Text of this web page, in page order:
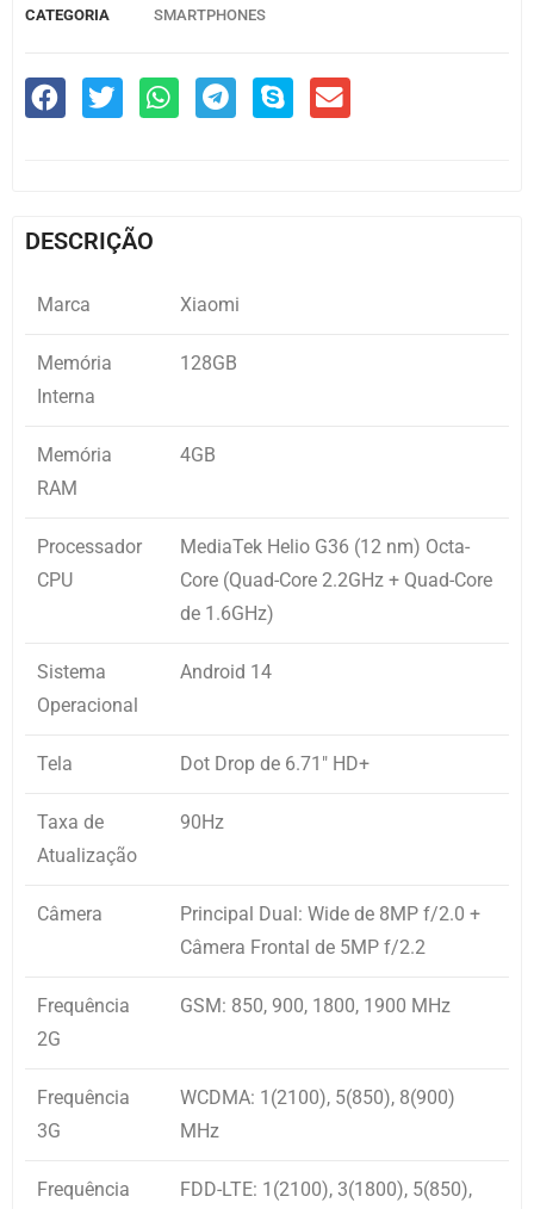
CATEGORIA SMARTPHONES
DESCRIÇÃO
Marca Xiaomi
Memória
Interna
128GB
Memória
RAM
4GB
Processador
CPU
MediaTek Helio G36 (12 nm) Octa-
Core (Quad-Core 2.2GHz + Quad-Core
de 1.6GHz)
Sistema
Operacional
Android 14
Tela Dot Drop de 6.71″ HD+
Taxa de
Atualização
90Hz
Câmera
Principal Dual: Wide de 8MP f/2.0 +
Câmera Frontal de 5MP f/2.2
Frequência
2G
GSM: 850, 900, 1800, 1900 MHz
Frequência
3G
WCDMA: 1(2100), 5(850), 8(900)
MHz
Frequência
FDD-LTE: 1(2100), 3(1800), 5(850),